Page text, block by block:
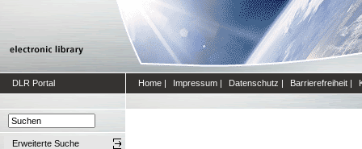
DLR Portal Home | Impressum | Datenschutz | Barrierefreiheit |
Erweiterte Suche